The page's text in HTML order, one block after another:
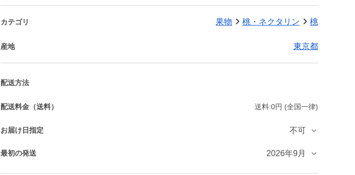
カテゴリ 果物 桃・ネクタリン 桃
産地 東京都
配送方法
配送料金（送料） 送料:0円 (全国一律)
お届け日指定 不可
最初の発送 2026年9月